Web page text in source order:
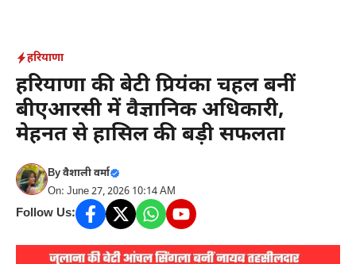
content
हरियाणा
हरियाणा की बेटी प्रियंका चहल बनीं
बीएआरसी में वैज्ञानिक अधिकारी,
मेहनत से हासिल की बड़ी सफलता
Byवैशाली वर्मा
On: June 27, 2026 10:14 AM
Follow Us: